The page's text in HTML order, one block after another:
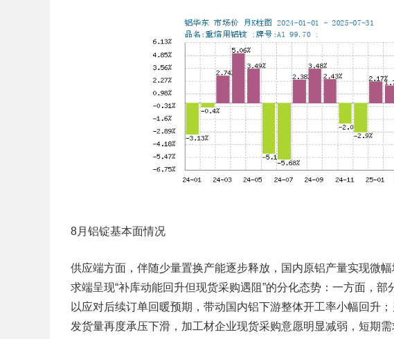
8月铝锭基本面情况
供应端方面，伴随少量置换产能逐步释放，国内原铝产量实现微
求端呈现“补库动能回升但现货采购遇阻”的分化态势：一方面，
以应对后续订单回暖预期，带动国内铝下游整体开工率小幅回升
发货量再度承压下滑，加工材企业现货采购意愿明显减弱，短期需